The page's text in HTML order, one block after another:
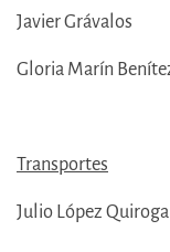
Javier Grávalos
Gloria Marín
Transportes
Julio López Quiroga